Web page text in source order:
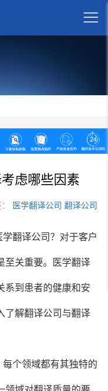

虑哪些因素
医学翻译公司 翻译公司
翻译公司？对于客户
至关重要。医学翻译
系到患者的健康和安
了解翻译公司与翻译
个领域都有其独特的